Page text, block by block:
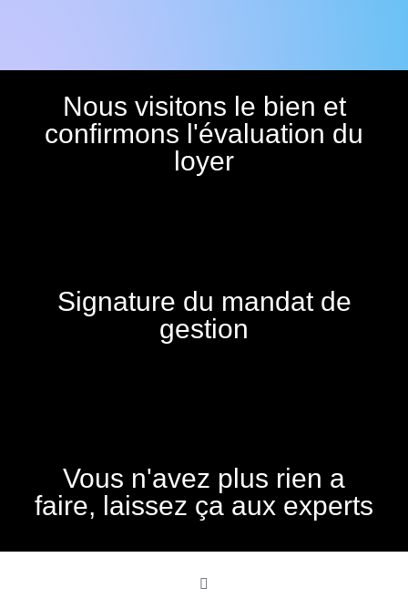
Nous visitons le bien et
confirmons l'évaluation du
loyer
Signature du mandat de
gestion
Vous n'avez plus rien a
faire, laissez ça aux experts